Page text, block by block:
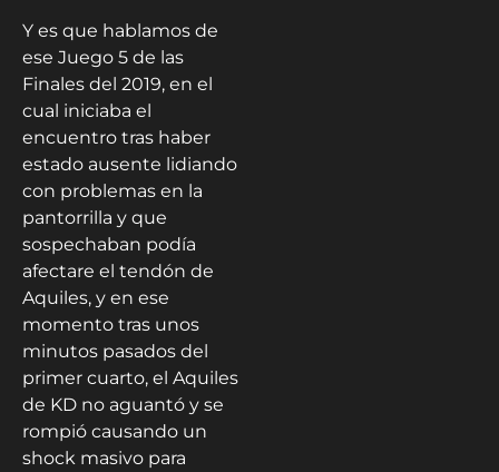
Y es que hablamos de
ese Juego 5 de las
Finales del 2019, en el
cual iniciaba el
encuentro tras haber
estado ausente lidiando
con problemas en la
pantorrilla y que
sospechaban podía
afectare el tendón de
Aquiles, y en ese
momento tras unos
minutos pasados del
primer cuarto, el Aquiles
de KD no aguantó y se
rompió causando un
shock masivo para